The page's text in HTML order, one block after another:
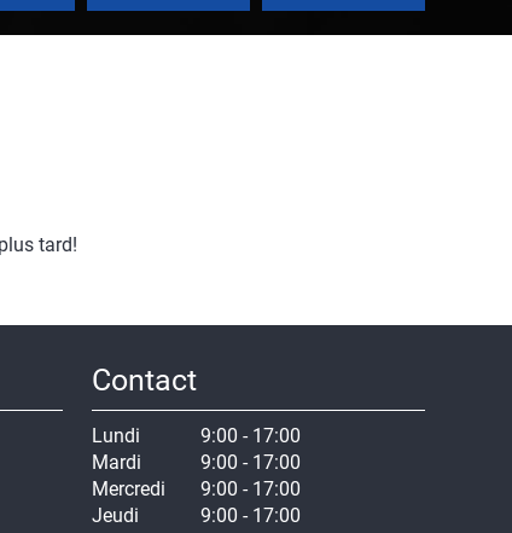
tard!
Contact
Lundi
9:00 - 17:00
Mardi
9:00 - 17:00
Mercredi
9:00 - 17:00
Jeudi
9:00 - 17:00